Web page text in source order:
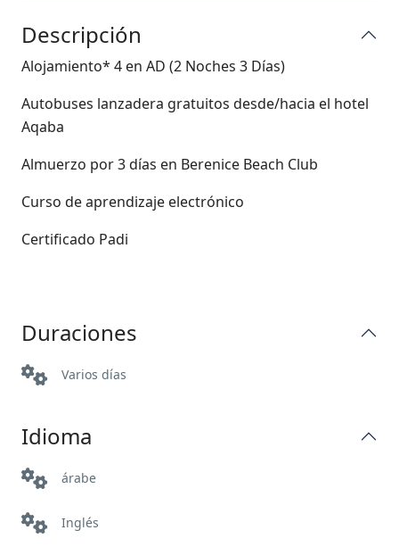
Descripción
Alojamiento* 4 en AD (2 Noches 3 Días)
Autobuses lanzadera gratuitos desde/hacia el hotel
Aqaba
Almuerzo por 3 días en Berenice Beach Club
Curso de aprendizaje electrónico
Certificado Padi
Duraciones
Varios días
Idioma
árabe
Inglés